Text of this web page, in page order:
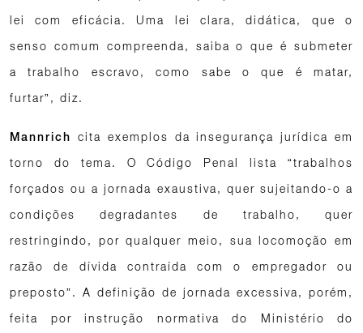
lei com eficácia. Uma lei clara, didática, que o
senso comum compreenda, saiba o que é submeter
a trabalho escravo, como sabe o que é matar,
furtar”, diz.
Mannrich
cita exemplos da insegurança jurídica em
torno do tema. O Código Penal lista “trabalhos
forçados ou a jornada exaustiva, quer sujeitando-o a
condições degradantes de trabalho, quer
restringindo, por qualquer meio, sua locomoção em
razão de dívida contraída com o empregador ou
preposto”. A definição de jornada excessiva, porém,
feita por instrução normativa do Ministério do